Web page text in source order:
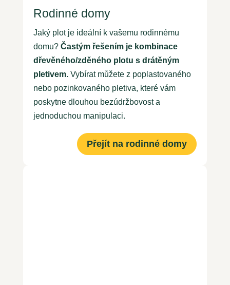
Rodinné domy
Jaký plot je ideální k vašemu rodinnému
domu? Častým řešením je kombinace
dřevěného/zděného plotu s drátěným
pletivem.Vybírat můžete z poplastovaného
nebo pozinkovaného pletiva, které vám
poskytne dlouhou bezúdržbovost a
jednoduchou manipulaci.
Přejít na rodinné domy